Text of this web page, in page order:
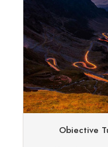
Obiective